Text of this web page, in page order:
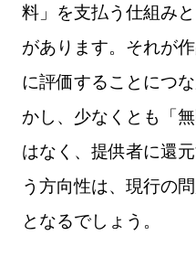
料」を支払う仕組み
があります。それが
に評価することにつ
かし、少なくとも「
はなく、提供者に還
う方向性は、現行の
となるでしょう。